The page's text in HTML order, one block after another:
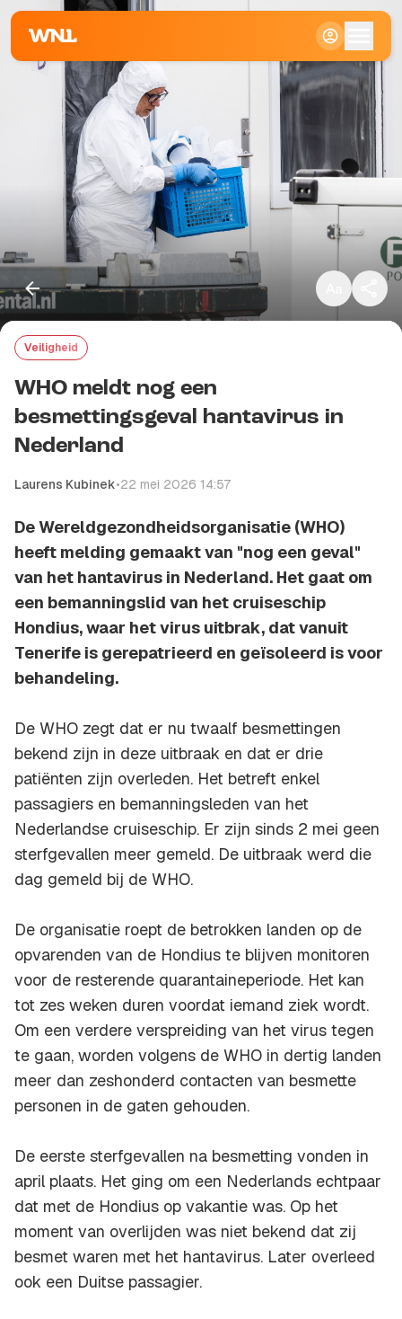
Klein
Standaard
Veiligheid
WHO meldt nog een
besmettingsgeval hantavirus in
Nederland
Laurens Kubinek•22 mei 2026 14:57
De Wereldgezondheidsorganisatie (WHO)
heeft melding gemaakt van "nog een geval"
van het hantavirus in Nederland. Het gaat om
een bemanningslid van het cruiseschip
Hondius, waar het virus uitbrak, dat vanuit
Tenerife is gerepatrieerd en geïsoleerd is voor
behandeling.
De WHO zegt dat er nu twaalf besmettingen
bekend zijn in deze uitbraak en dat er drie
patiënten zijn overleden. Het betreft enkel
passagiers en bemanningsleden van het
Nederlandse cruiseschip. Er zijn sinds 2 mei geen
sterfgevallen meer gemeld. De uitbraak werd die
dag gemeld bij de WHO.
De organisatie roept de betrokken landen op de
opvarenden van de Hondius te blijven monitoren
voor de resterende quarantaineperiode. Het kan
tot zes weken duren voordat iemand ziek wordt.
Om een verdere verspreiding van het virus tegen
te gaan, worden volgens de WHO in dertig landen
meer dan zeshonderd contacten van besmette
personen in de gaten gehouden.
De eerste sterfgevallen na besmetting vonden in
april plaats. Het ging om een Nederlands echtpaar
dat met de Hondius op vakantie was. Op het
moment van overlijden was niet bekend dat zij
besmet waren met het hantavirus. Later overleed
ook een Duitse passagier.